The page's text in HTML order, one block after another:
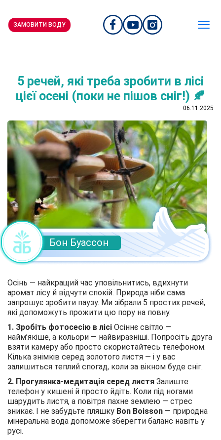
ЗАМОВИТИ ВОДУ
5 речей, які треба зробити в лісі
цієї осені (поки не пішов сніг!) 🍂
06.11.2025
Бон Буассон
Осінь — найкращий час уповільнитись, вдихнути
аромат лісу й відчути спокій. Природа ніби сама
запрошує зробити паузу. Ми зібрали 5 простих речей,
які допоможуть прожити цю пору на повну.
1. Зробіть фотосесію в лісі Осіннє світло —
найм’якіше, а кольори — найвиразніші. Попросіть друга
взяти камеру або просто скористайтесь телефоном.
Кілька знімків серед золотого листя — і у вас
залишиться теплий спогад, коли за вікном буде сніг.
2. Прогулянка-медитація серед листя Залиште
телефон у кишені й просто йдіть. Коли під ногами
шарудить листя, а повітря пахне землею — стрес
зникає. І не забудьте пляшку Bon Boisson — природна
мінеральна вода допоможе зберегти баланс навіть у
русі.